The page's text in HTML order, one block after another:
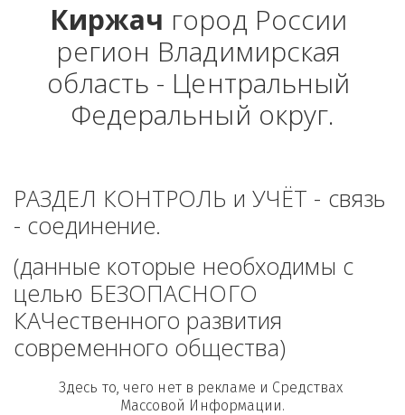
Киржач город России
регион Владимирская
область - Центральный
Федеральный округ.
РАЗДЕЛ КОНТРОЛЬ и УЧЁТ - связь
- соединение.
(данные которые необходимы с
целью БЕЗОПАСНОГО
КАЧественного развития
современного общества)
Здесь то, чего нет в рекламе и Средствах
Массовой Информации.